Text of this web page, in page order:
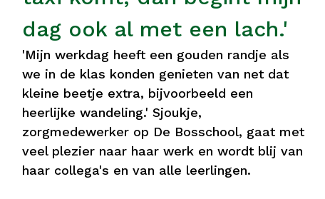
dag ook al met een lach.'
'Mijn werkdag heeft een gouden randje als
we in de klas konden genieten van net dat
kleine beetje extra, bijvoorbeeld een
heerlijke wandeling.' Sjoukje,
zorgmedewerker op De Bosschool, gaat met
veel plezier naar haar werk en wordt blij van
haar collega's en van alle leerlingen.